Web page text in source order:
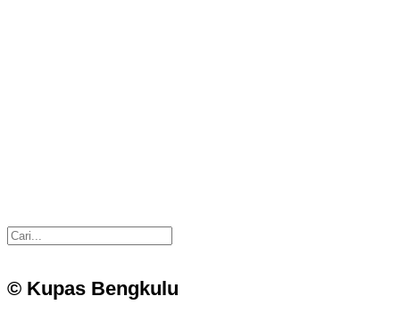
© Kupas Bengkulu